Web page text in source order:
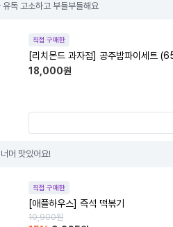
유독 고소하고 부들부들해요
직접 구매한
[리치몬드 과자점] 공주밤파이세트
18,000원
머 맛있어요!
직접 구매한
[애플하우스] 즉석 떡볶기
10,900원